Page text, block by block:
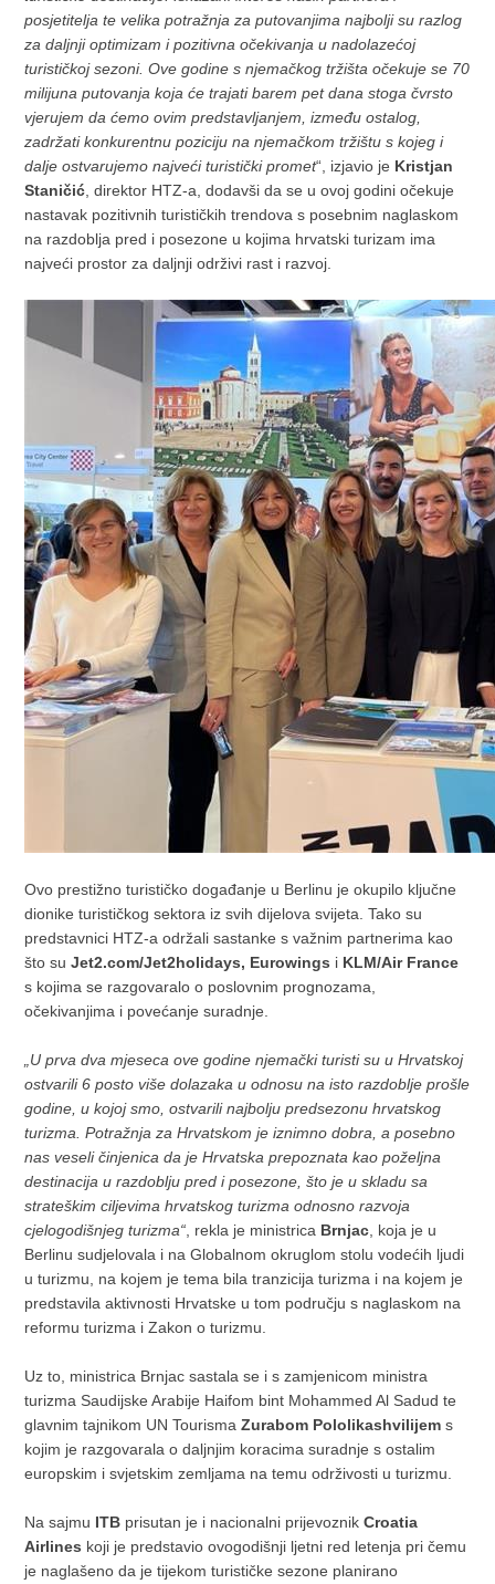
posjetitelja te velika potražnja za putovanjima najbolji su razlog
za daljnji optimizam i pozitivna očekivanja u nadolazećoj
turističkoj sezoni. Ove godine s njemačkog tržišta očekuje se 70
milijuna putovanja koja će trajati barem pet dana stoga čvrsto
vjerujem da ćemo ovim predstavljanjem, između ostalog,
zadržati konkurentnu poziciju na njemačkom tržištu s kojeg i
dalje ostvarujemo najveći turistički promet“, izjavio je Kristjan
Staničić , direktor HTZ-a, dodavši da se u ovoj godini očekuje
nastavak pozitivnih turističkih trendova s posebnim naglaskom
na razdoblja pred i posezone u kojima hrvatski turizam ima
najveći prostor za daljnji održivi rast i razvoj.
Ovo prestižno turističko događanje u Berlinu je okupilo ključne
dionike turističkog sektora iz svih dijelova svijeta. Tako su
predstavnici HTZ-a održali sastanke s važnim partnerima kao
što suJet2.com/Jet2holidays, Eurowings i KLM/Air France
s kojima se razgovaralo o poslovnim prognozama,
očekivanjima i povećanje suradnje.
„U prva dva mjeseca ove godine njemački turisti su u Hrvatskoj
ostvarili 6 posto više dolazaka u odnosu na isto razdoblje prošle
godine, u kojoj smo, ostvarili najbolju predsezonu hrvatskog
turizma. Potražnja za Hrvatskom je iznimno dobra, a posebno
nas veseli činjenica da je Hrvatska prepoznata kao poželjna
destinacija u razdoblju pred i posezone, što je u skladu sa
strateškim ciljevima hrvatskog turizma odnosno razvoja
cjelogodišnjeg turizma“ , rekla je ministrica Brnjac , koja je u
Berlinu sudjelovala i na Globalnom okruglom stolu vodećih ljudi
u turizmu, na kojem je tema bila tranzicija turizma i na kojem je
predstavila aktivnosti Hrvatske u tom području s naglaskom na
reformu turizma i Zakon o turizmu.
Uz to, ministrica Brnjac sastala se i s zamjenicom ministra
turizma Saudijske Arabije Haifom bint Mohammed Al Sadud te
glavnim tajnikom UN TourismaZurabom Pololikashvilijem s
kojim je razgovarala o daljnjim koracima suradnje s ostalim
europskim i svjetskim zemljama na temu održivosti u turizmu.
Na sajmu ITB prisutan je i nacionalni prijevoznikCroatia
Airlines koji je predstavio ovogodišnji ljetni red letenja pri čemu
je naglašeno da je tijekom turističke sezone planirano